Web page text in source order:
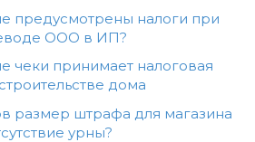
предусмотрены налоги при
ООО в ИП?
чеки принимает налоговая
дома
размер штрафа для магазина
урны?